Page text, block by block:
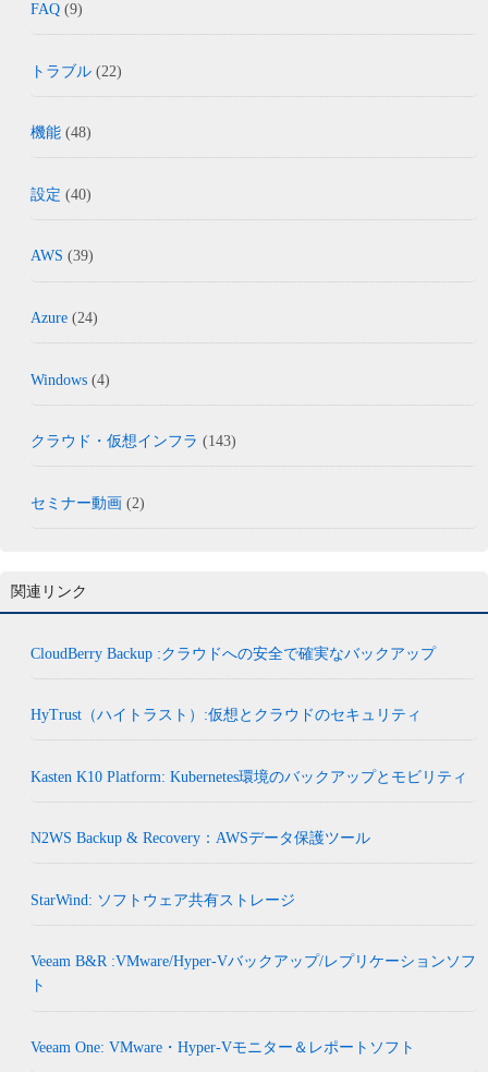
FAQ (9)
トラブル (22)
機能 (48)
設定 (40)
AWS (39)
Azure (24)
Windows (4)
クラウド・仮想インフラ (143)
セミナー動画 (2)
関連リンク
CloudBerry Backup :クラウドへの安全で確実なバックアップ
HyTrust（ハイトラスト）:仮想とクラウドのセキュリティ
Kasten K10 Platform: Kubernetes環境のバックアップとモビリティ
N2WS Backup & Recovery：AWSデータ保護ツール
StarWind: ソフトウェア共有ストレージ
Veeam B&R :VMware/Hyper-Vバックアップ/レプリケーションソフ
ト
Veeam One: VMware・Hyper-Vモニター＆レポートソフト